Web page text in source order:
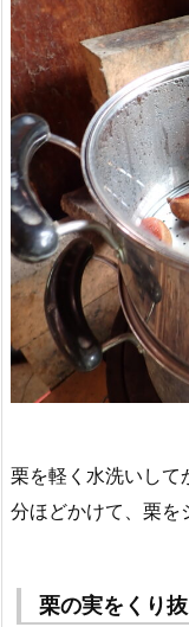
栗を軽く水洗いし
分ほどかけて、栗を
栗の実をくり抜